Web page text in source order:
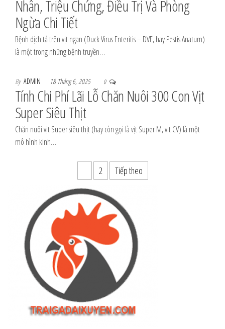
Nhân, Triệu Chứng, Điều Trị Và Phòng
Ngừa Chi Tiết
Bệnh dịch tả trên vịt ngan (Duck Virus Enteritis – DVE, hay Pestis Anatum)
là một trong những bệnh truyền…
By ADMIN 18 Tháng 6, 2025 0
Tính Chi Phí Lãi Lỗ Chăn Nuôi 300 Con Vịt
Super Siêu Thịt
Chăn nuôi vịt Super siêu thịt (hay còn gọi là vịt Super M, vịt CV) là một
mô hình kinh…
viết
2 Tiếp theo